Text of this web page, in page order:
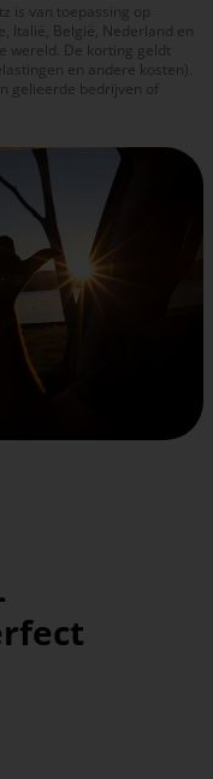
is van toepassing op
Italië, België, Nederland en
wereld. De korting geldt
en andere kosten).
gelieerde bedrijven of